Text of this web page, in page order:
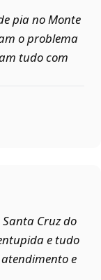
pia no Monte
o problema
tudo com
Santa Cruz do
e tudo
e